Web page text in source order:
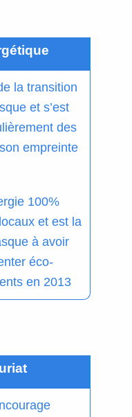
la transition
et s’est
des
empreinte
100%
et est la
à avoir
éco-
en 2013